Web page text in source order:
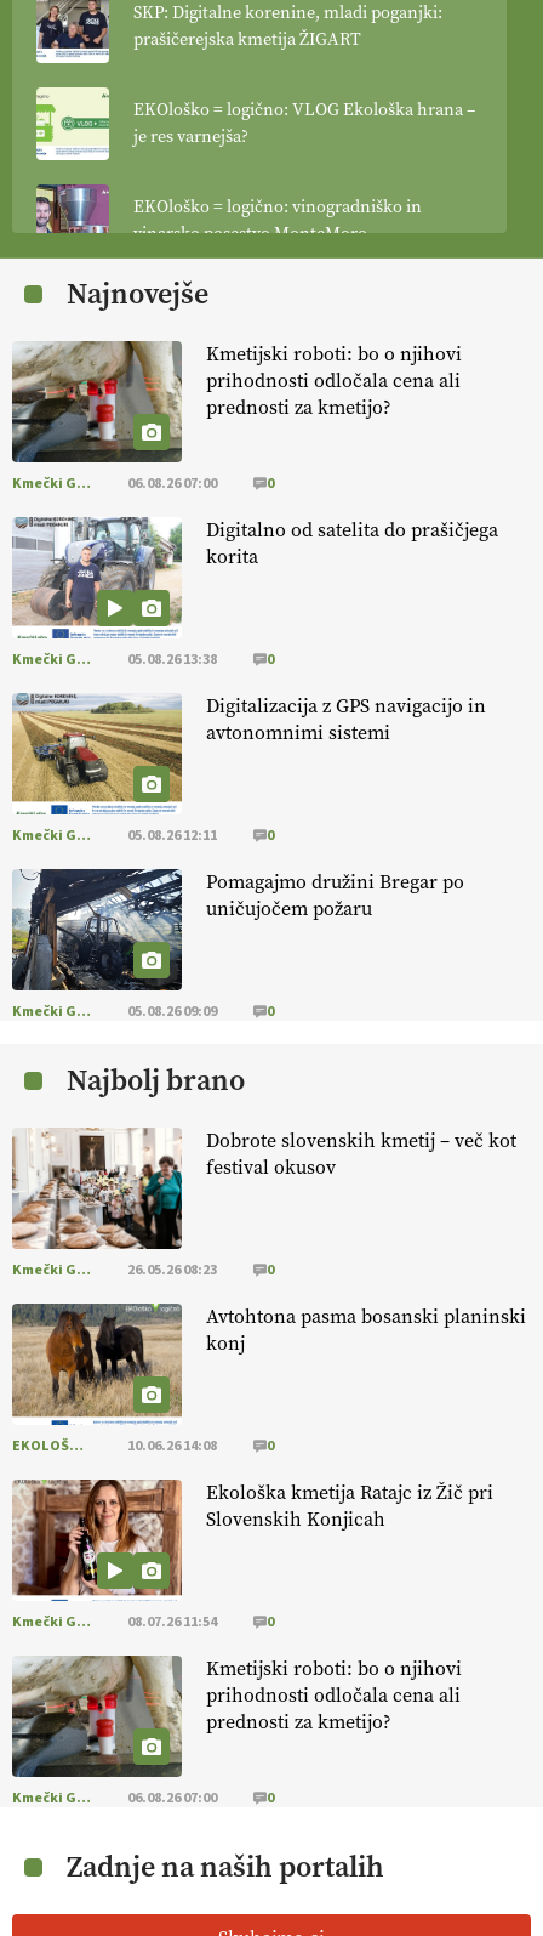
SKP: Digitalne korenine, mladi poganjki:
prašičerejska kmetija ŽIGART
EKOloško = logično: VLOG Ekološka hrana –
je res varnejša?
EKOloško = logično: vinogradniško in
vinarsko posestvo MonteMoro
EKOloško = logično: ekološka kmetija
EKOloško = logično: ekološka kmetija
HOMAR
EKOloško = logično: VLOG Ekološko
kmetijstvo brez škropljenja?
EKOloško = logično: ekološka kmetija
ALTENBAHER
EKOloško = logično: ekološko oljarstvo
MORGAN
EKOloško = logično: ekološka kmetija
FREŠER
KMETIJSKA LIGA PRVAKOV: POMLADITEV
KMETIJSKE EKIPE
KMETIJSKA LIGA PRVAKOV: UKRAJINA vs.
EVROPA
EKOloško = logično: ekološka kmetija
EKOloško = logično: VLOG Okus je
pomembnejši od izgleda
EKOloško = logično: ekološka kmetija PR'
RAKARI
Najnovejše
Kmetijski roboti: bo o njihovi
prihodnosti odločala cena ali
prednosti za kmetijo?
Kmečki Glas 06.08.26 07:00 0
Digitalno od satelita do prašičjega
korita
Kmečki Glas 05.08.26 13:38 0
Digitalizacija z GPS navigacijo in
avtonomnimi sistemi
Kmečki Glas 05.08.26 12:11 0
Pomagajmo družini Bregar po
uničujočem požaru
Kmečki Glas 05.08.26 09:09 0
Najbolj brano
Dobrote slovenskih kmetij – več kot
festival okusov
Kmečki Glas 26.05.26 08:23 0
Avtohtona pasma bosanski planinski
konj
EKOLOŠKO LOGIČNO 10.06.26 14:08 0
Ekološka kmetija Ratajc iz Žič pri
Slovenskih Konjicah
Kmečki Glas 08.07.26 11:54 0
Kmetijski roboti: bo o njihovi
prihodnosti odločala cena ali
prednosti za kmetijo?
Kmečki Glas 06.08.26 07:00 0
Zadnje na naših portalih